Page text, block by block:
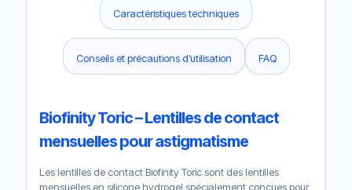
Caractéristiques techniques
Conseils et précautions d’utilisation FAQ
Biofinity Toric – Lentilles de contact
mensuelles pour astigmatisme
Les lentilles de contact Biofinity Toric sont des lentilles
mensuelles en silicone hydrogel spécialement conçues pour